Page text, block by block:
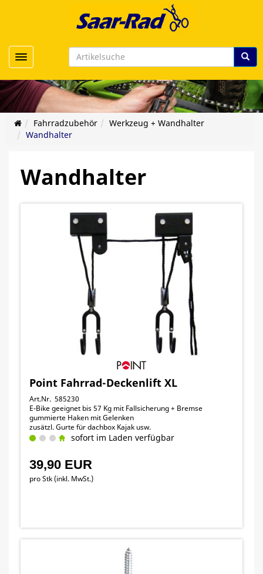
Toggle navigation
Fahrradzubehör
Werkzeug + Wandhalter
Wandhalter
Wandhalter
Point Fahrrad-Deckenlift XL
Art.Nr. 585230
E-Bike geeignet bis 57 Kg mit Fallsicherung + Bremse
gummierte Haken mit Gelenken
zusätzl. Gurte für dachbox Kajak usw.
sofort im Laden verfügbar
39,90 EUR
pro Stk (inkl. MwSt.)